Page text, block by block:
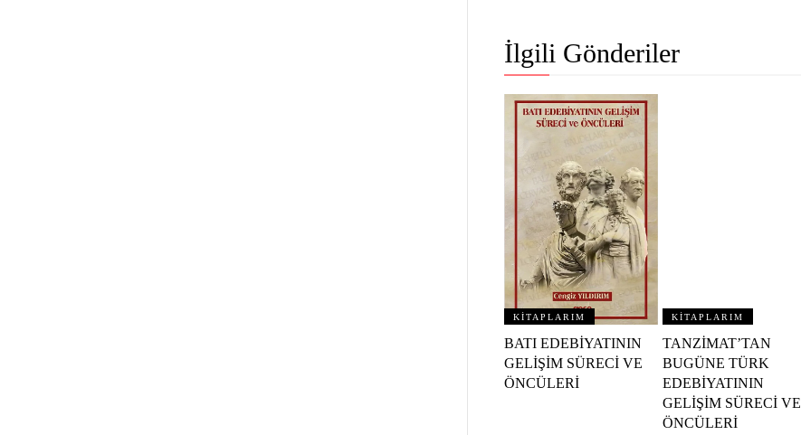
İlgili Gönderiler
KİTAPLARIM
BATI EDEBİYATININ
GELİŞİM SÜRECİ VE
ÖNCÜLERİ
KİTAPLARIM
TANZİMAT’TAN
BUGÜNE TÜRK
EDEBİYATININ
GELİŞİM SÜRECİ VE
ÖNCÜLERİ